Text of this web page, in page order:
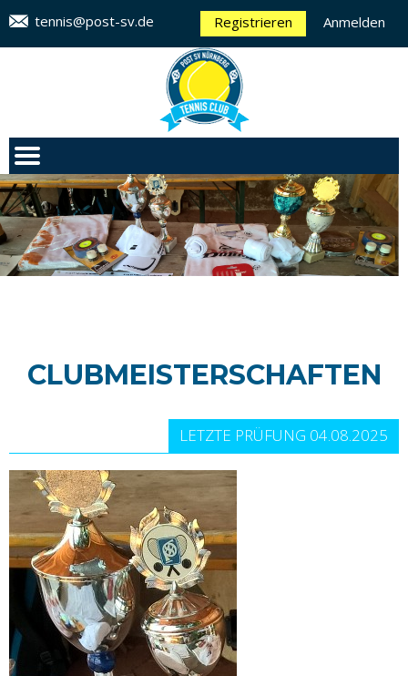
tennis@post-sv.de Registrieren Anmelden
CLUBMEISTERSCHAFTEN
LETZTE PRÜFUNG 04.08.2025